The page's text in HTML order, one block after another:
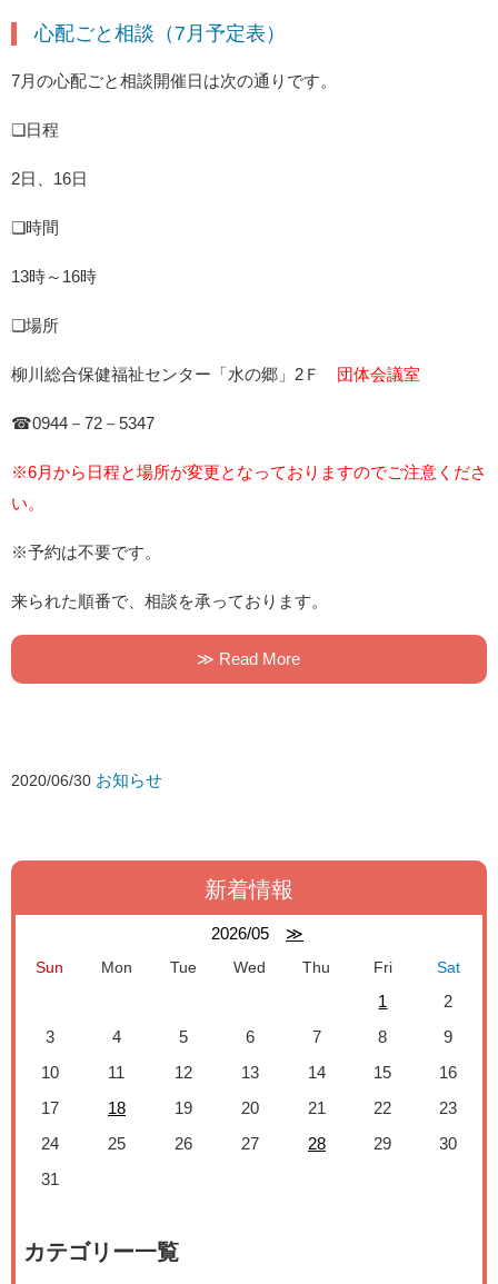
心配ごと相談（7月予定表）
7月の心配ごと相談開催日は次の通りです。
❏日程
2日、16日
❏時間
13時～16時
❏場所
柳川総合保健福祉センター「水の郷」2Ｆ 団体会議室
☎0944－72－5347
※6月から日程と場所が変更となっておりますのでご注意くださ
い。
※予約は不要です。
来られた順番で、相談を承っております。
≫ Read More
2020/06/30 お知らせ
新着情報
2026/05 ≫
Sun Mon Tue Wed Thu Fri Sat
1
2
3
4 5 6 7 8
9
10
11 12 13 14 15
16
17
18 19 20 21 22
23
24
25 26 27 28 29
30
31
カテゴリー一覧